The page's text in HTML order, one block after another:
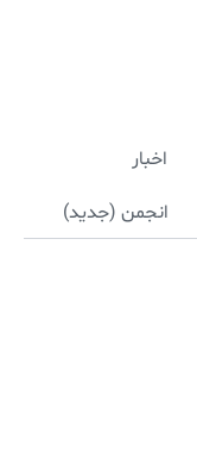
اخبار
انجمن (جدید)